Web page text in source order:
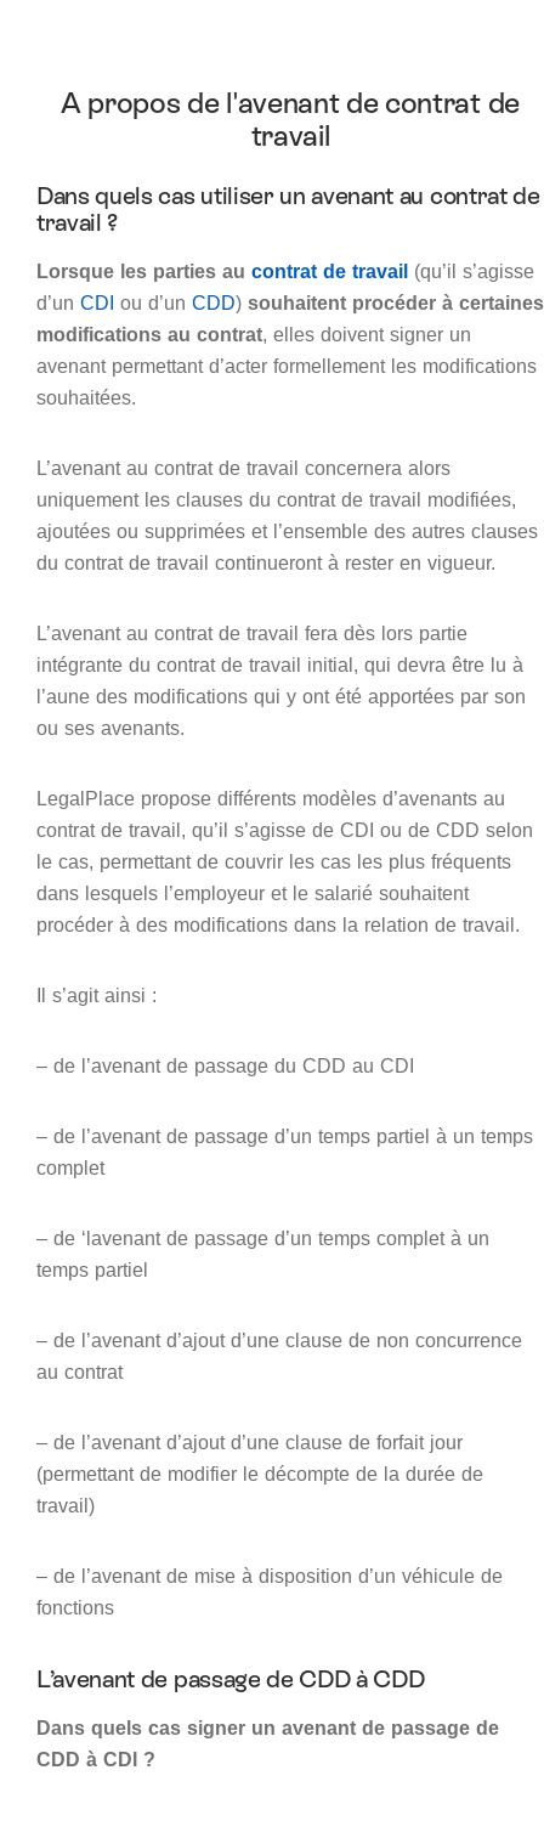
A propos de l'avenant de contrat de
travail
Dans quels cas utiliser un avenant au contrat de
travail ?
Lorsque les parties au contrat de travail (qu’il s’agisse
d’un CDI ou d’un CDD) souhaitent procéder à certaines
modifications au contrat, elles doivent signer un
avenant permettant d’acter formellement les modifications
souhaitées.
L’avenant au contrat de travail concernera alors
uniquement les clauses du contrat de travail modifiées,
ajoutées ou supprimées et l’ensemble des autres clauses
du contrat de travail continueront à rester en vigueur.
L’avenant au contrat de travail fera dès lors partie
intégrante du contrat de travail initial, qui devra être lu à
l’aune des modifications qui y ont été apportées par son
ou ses avenants.
LegalPlace propose différents modèles d’avenants au
contrat de travail, qu’il s’agisse de CDI ou de CDD selon
le cas, permettant de couvrir les cas les plus fréquents
dans lesquels l’employeur et le salarié souhaitent
procéder à des modifications dans la relation de travail.
Il s’agit ainsi :
– de l’avenant de passage du CDD au CDI
– de l’avenant de passage d’un temps partiel à un temps
complet
– de ‘lavenant de passage d’un temps complet à un
temps partiel
– de l’avenant d’ajout d’une clause de non concurrence
au contrat
– de l’avenant d’ajout d’une clause de forfait jour
(permettant de modifier le décompte de la durée de
travail)
– de l’avenant de mise à disposition d’un véhicule de
fonctions
L’avenant de passage de CDD à CDD
Dans quels cas signer un avenant de passage de
CDD à CDI ?